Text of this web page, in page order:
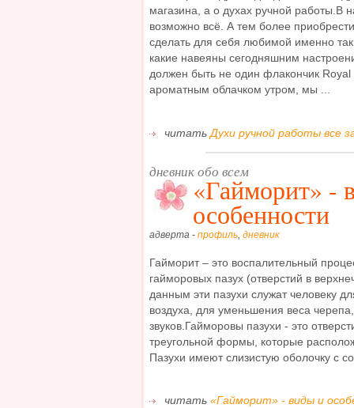
магазина, а о духах ручной
возможно всё. А тем более
сделать для себя любимой именно
какие навеяны сегодняшним
должен быть не один флакончик Royal
ароматным облачком утром, мы ...
читать Духи ручной работы все
дневник обо всем
«Гайморит» -
особенности
адверта - профиль, дневник
Гайморит – это воспалительный
гайморовых пазух (отверстий в
данным эти пазухи служат человеку
воздуха, для уменьшения веса
звуков.Гайморовы пазухи - это
треугольной формы, которые
Пазухи имеют слизистую оболочку с
читать «Гайморит» - виды и